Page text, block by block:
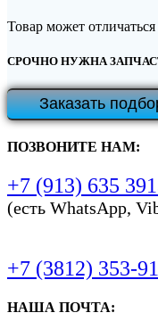
Товар может
СРОЧНО НУЖНА
Заказать
ПОЗВОНИТЕ НАМ:
+7 (913) 635
(есть WhatsApp,
+7 (3812) 353-
НАША ПОЧТА: